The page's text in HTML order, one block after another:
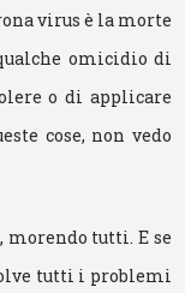
virus è la morte
omicidio di
o di applicare
cose, non vedo
morendo tutti. E se
tutti i problemi